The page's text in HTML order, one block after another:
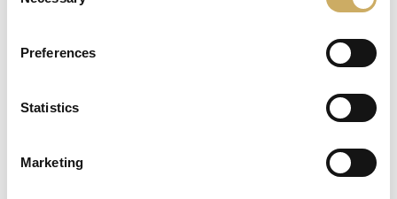
Preferences
Statistics
Marketing